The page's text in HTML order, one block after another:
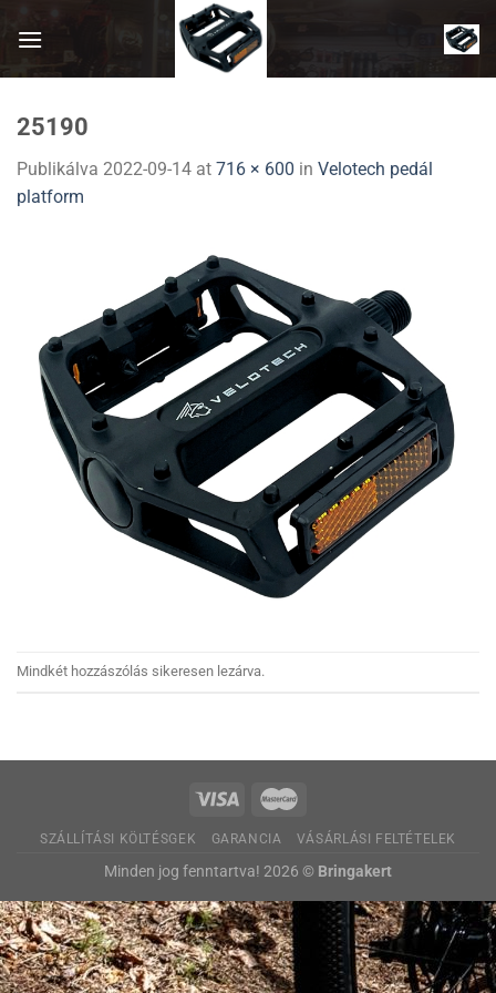
25190
Publikálva 2022-09-14 at 716 × 600 in Velotech pedál
platform
Mindkét hozzászólás sikeresen lezárva.
SZÁLLÍTÁSI KÖLTÉSGEK GARANCIA VÁSÁRLÁSI FELTÉTELEK
Minden jog fenntartva! 2026 © Bringakert